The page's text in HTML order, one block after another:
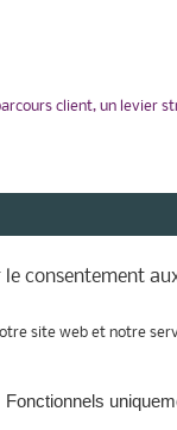
le consentement
site web et notre
Fonctionnels
client, un levier